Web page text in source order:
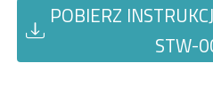
POBIERZ
STW-